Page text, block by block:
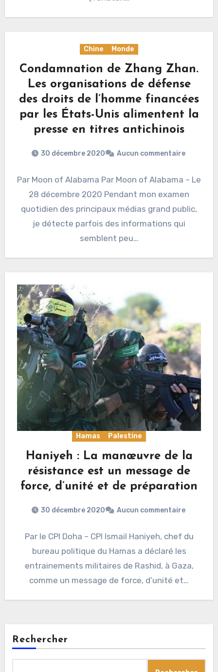
Chine Monde
Condamnation de Zhang Zhan.
Les organisations de défense
des droits de l’homme financées
par les États-Unis alimentent la
presse en titres antichinois
30 décembre 2020 Aucun commentaire
Par Moon of Alabama Par Moon of Alabama – Le
28 décembre 2020 Pendant mon examen
quotidien des principaux médias grand public,
je détecte parfois des informations qui
semblent peu…
Hamas Palestine
Haniyeh : La manœuvre de la
résistance est un message de
force, d’unité et de préparation
30 décembre 2020 Aucun commentaire
Par le CPI Doha – CPI Ismail Haniyeh, chef du
bureau politique du Hamas a déclaré les
entrainements militaires de Rashid, à Gaza,
comme un message de force, d’unité et…
Rechercher